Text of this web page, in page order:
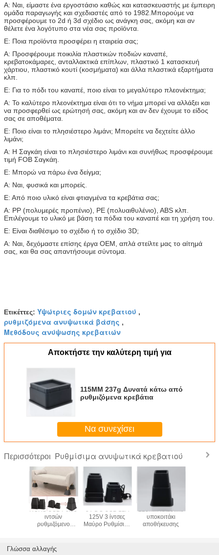
Α: Ναι, είμαστε ένα εργοστάσιο καθώς και κατασκευαστής με έμπειρη
ομάδα παραγωγής και σχεδιαστές από το 1982.Μπορούμε να
προσφέρουμε το 2d ή 3d σχέδιο ως ανάγκη σας, ακόμη και αν
θέλετε ένα λογότυπο στα νέα σας προϊόντα.
Ε: Ποια προϊόντα προσφέρει η εταιρεία σας;
Α: Προσφέρουμε ποικιλία πλαστικών ποδιών καναπέ,
κρεβατοκάμαρες, ανταλλακτικά επίπλων, πλαστικό 1 κατασκευή
χάρτιου, πλαστικό κουτί (κοσμήματα) και άλλα πλαστικά εξαρτήματα
κλπ.
Ε: Για το πόδι του καναπέ, ποιο είναι το μεγαλύτερο πλεονέκτημα;
Α: Το καλύτερο πλεονέκτημα είναι ότι το νήμα μπορεί να αλλάξει και
να προσφερθεί ως ερώτησή σας, ακόμη και αν δεν έχουμε το είδος
σας σε αποθέματα.
Ε: Ποιο είναι το πλησιέστερο λιμάνι; Μπορείτε να δεχτείτε άλλο
λιμάνι;
Α: Η Σαγκάη είναι το πλησιέστερο λιμάνι και συνήθως προσφέρουμε
τιμή FOB Σαγκάη.
Ε: Μπορώ να πάρω ένα δείγμα;
Α: Ναι, φυσικά και μπορείς.
Ε: Από ποιο υλικό είναι φτιαγμένα τα κρεβάτια σας;
Α: PP (πολυμερές προπένιο), PE (πολυαιθυλένιο), ABS κλπ.
Επιλέγουμε το υλικό με βάση τα πόδια του καναπέ και τη χρήση του.
Ε: Είναι διαθέσιμο το σχέδιο ή το σχέδιο 3D;
Α: Ναι, δεχόμαστε επίσης έργα OEM, απλά στείλτε μας το αίτημά
σας, και θα σας απαντήσουμε σύντομα.
Ετικέττες: Υψώτριες δομών κρεβατιού ,
ρυθμιζόμενα ανυψωτικά βάσης ,
Μεθόδους ανύψωσης κρεβατιών
Αποκτήστε την καλύτερη τιμή για
115MM 237g Δυνατά κάτω από
ρυθμιζόμενα κρεβάτια
Να συνεχίσει
Περισσότεροι Ρυθμίσιμα ανυψωτικά κρεβατιού
ROHS USB Port 5
ιντσών
ρυθμιζόμενο
5V DC USB 12A
125V 3 ίντσες
Μαύρο Ρυθμίσιμο
223mm πλαστικό
υποκοιτάκι
αποθήκευσης
Γλώσσα αλλαγής